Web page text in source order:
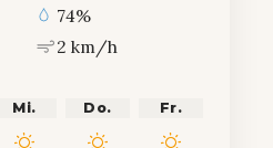
74%
2 km/h
Mi. Do. Fr.